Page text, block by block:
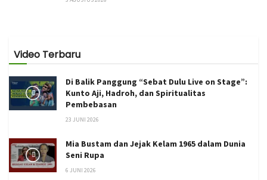
Video Terbaru
Di Balik Panggung “Sebat Dulu Live on Stage”:
Kunto Aji, Hadroh, dan Spiritualitas
Pembebasan
23 JUNI 2026
Mia Bustam dan Jejak Kelam 1965 dalam Dunia
Seni Rupa
6 JUNI 2026